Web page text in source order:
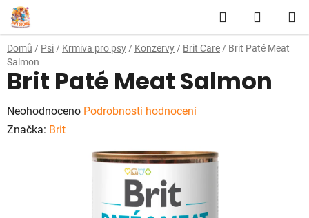
Přejít
na
obsah
Hledat
KOŠÍK
Domů / Psi / Krmiva pro psy / Konzervy / Brit Care / Brit Paté Meat
Salmon
Brit Paté Meat Salmon
Průměrné
hodnocení
Neohodnoceno Podrobnosti hodnocení
Značka: Brit